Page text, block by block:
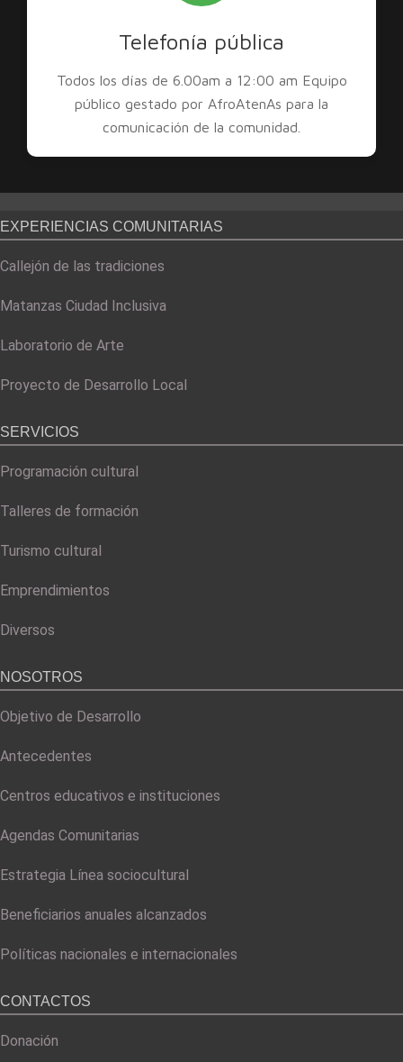
Telefonía pública
Todos los días de 6.00am a 12:00 am Equipo
público gestado por AfroAtenAs para la
comunicación de la comunidad.
EXPERIENCIAS COMUNITARIAS
Callejón de las tradiciones
Matanzas Ciudad Inclusiva
Laboratorio de Arte
Proyecto de Desarrollo Local
SERVICIOS
Programación cultural
Talleres de formación
Turismo cultural
Emprendimientos
Diversos
NOSOTROS
Objetivo de Desarrollo
Antecedentes
Centros educativos e instituciones
Agendas Comunitarias
Estrategia Línea sociocultural
Beneficiarios anuales alcanzados
Políticas nacionales e internacionales
CONTACTOS
Donación